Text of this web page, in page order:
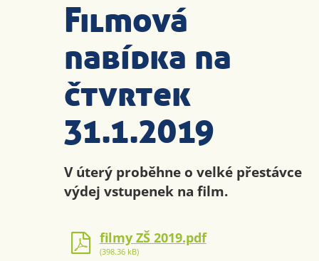
Filmová
nabídka na
čtvrtek
31.1.2019
V úterý proběhne o velké přestávce
výdej vstupenek na film.
filmy ZŠ 2019.pdf
(398.36 kB)